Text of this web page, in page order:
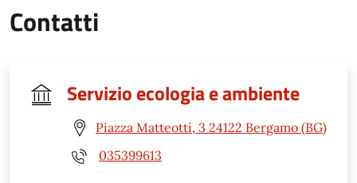
Contatti
Servizio ecologia e ambiente
Piazza Matteotti, 3 24122 Bergamo (BG)
035399613